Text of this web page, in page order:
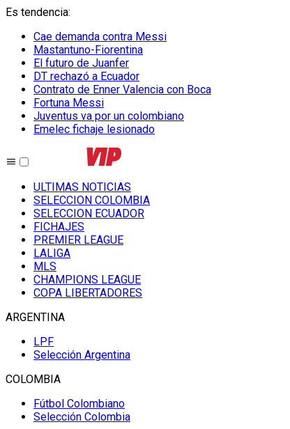
Es tendencia:
Cae demanda contra Messi
Mastantuno-Fiorentina
El futuro de Juanfer
DT rechazó a Ecuador
Contrato de Enner Valencia con Boca
Fortuna Messi
Juventus va por un colombiano
Emelec fichaje lesionado
ULTIMAS NOTICIAS
SELECCION COLOMBIA
SELECCION ECUADOR
FICHAJES
PREMIER LEAGUE
LALIGA
MLS
CHAMPIONS LEAGUE
COPA LIBERTADORES
ARGENTINA
LPF
Selección Argentina
COLOMBIA
Fútbol Colombiano
Selección Colombia